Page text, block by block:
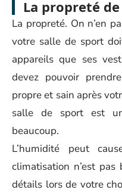
La propreté
La propreté. On n’en
votre salle de sport
appareils que ses
devez pouvoir
propre et sain après
salle de sport est
beaucoup.
L’humidité peut
climatisation n’est
détails lors de votre